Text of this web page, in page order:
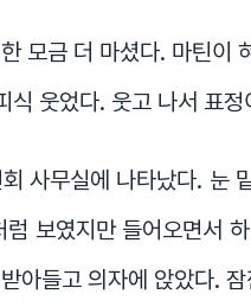
모금 더 마셨다. 마틴이
식 웃었다. 웃고 나서 표
사무실에 나타났다. 눈
보였지만 들어오면서
아들고 의자에 앉았다.